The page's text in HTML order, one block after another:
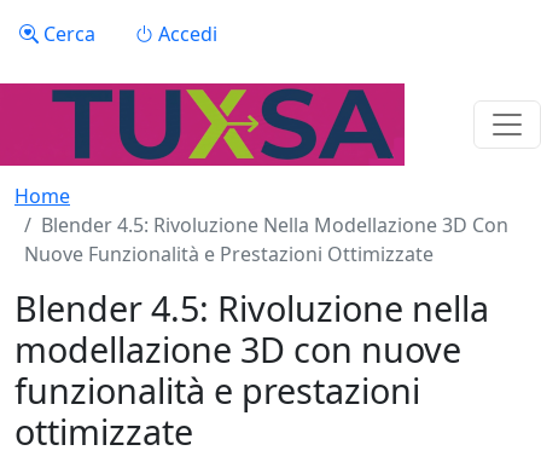
Menu profilo utente
Cerca Accedi
Home
Blender 4.5: Rivoluzione Nella Modellazione 3D Con
Nuove Funzionalità e Prestazioni Ottimizzate
Blender 4.5: Rivoluzione nella
modellazione 3D con nuove
funzionalità e prestazioni
ottimizzate